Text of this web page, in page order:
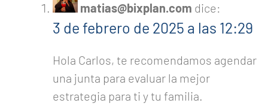
matias@bixplan.com dice:
3 de febrero de 2025 a las 12:29
Hola Carlos, te recomendamos agendar
una junta para evaluar la mejor
estrategia para ti y tu familia.